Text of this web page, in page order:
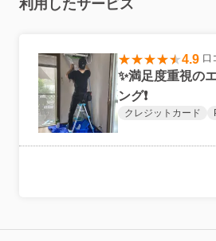
利用したサービス
4.9 口
✨満足度重視の
ング❗️
クレジットカード